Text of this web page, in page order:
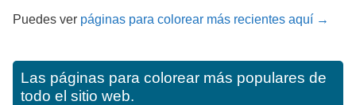
Puedes ver páginas para colorear más recientes aquí →
Las páginas para colorear más populares de
todo el sitio web.